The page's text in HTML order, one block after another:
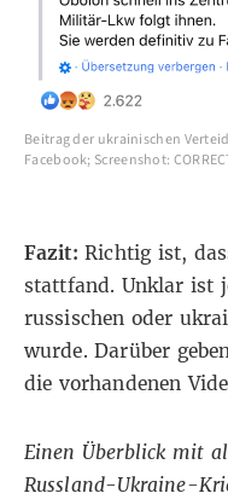
Beitrag der ukrainischen
Facebook; Screenshot:
Fazit: Richtig ist,
stattfand. Unklar ist
russischen oder
wurde. Darüber
die vorhandenen
Einen Überblick mit
Russland-Ukraine-